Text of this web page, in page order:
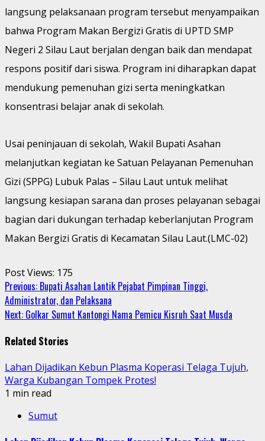
langsung pelaksanaan program tersebut menyampaikan
bahwa Program Makan Bergizi Gratis di UPTD SMP
Negeri 2 Silau Laut berjalan dengan baik dan mendapat
respons positif dari siswa. Program ini diharapkan dapat
mendukung pemenuhan gizi serta meningkatkan
konsentrasi belajar anak di sekolah.
Usai peninjauan di sekolah, Wakil Bupati Asahan
melanjutkan kegiatan ke Satuan Pelayanan Pemenuhan
Gizi (SPPG) Lubuk Palas – Silau Laut untuk melihat
langsung kesiapan sarana dan proses pelayanan sebagai
bagian dari dukungan terhadap keberlanjutan Program
Makan Bergizi Gratis di Kecamatan Silau Laut.(LMC-02)
Post Views: 175
Continue
Reading
Previous: Bupati Asahan Lantik Pejabat Pimpinan Tinggi,
Administrator, dan Pelaksana
Next: Golkar Sumut Kantongi Nama Pemicu Kisruh Saat Musda
Related Stories
Lahan Dijadikan Kebun Plasma Koperasi Telaga Tujuh,
Warga Kubangan Tompek Protes!
1 min read
Sumut